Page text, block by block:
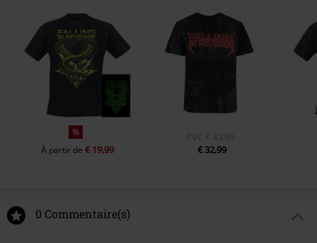
%
À partir de€ 19,99
PVC € 43,99
€ 32,99
0 Commentaire(s)